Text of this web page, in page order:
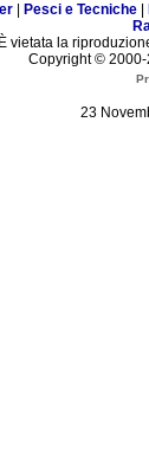
Pesci e Tecniche
vietata la
Copyright © 2000-
23